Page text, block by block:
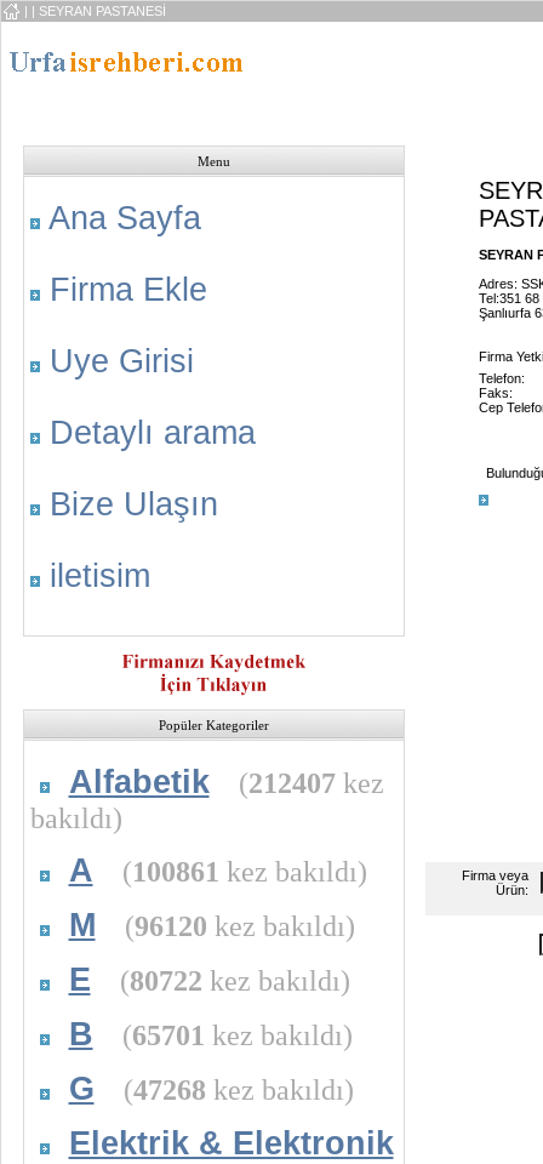
| | SEYRAN PASTANESİ
Menu
Ana Sayfa
Firma Ekle
Uye Girisi
Detaylı arama
Bize Ulaşın
iletisim
Popüler Kategoriler
Alfabetik (212407kez
bakıldı)
A (100861 kez bakıldı)
M (96120 kez bakıldı)
E (80722 kez bakıldı)
B (65701 kez bakıldı)
G (47268 kez bakıldı)
Elektrik & Elektronik
SEYRAN
Adres:
Tel:351 68
Şanlıurfa
Firma
Telefon:
Faks:
Cep
Firma veya
Ürün: